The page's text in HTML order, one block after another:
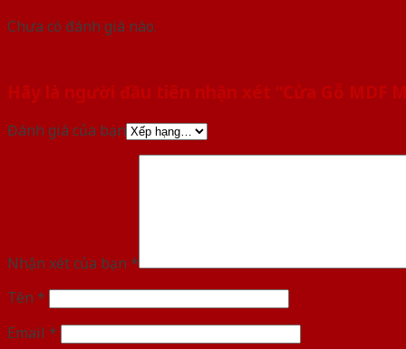
Chưa có đánh giá nào.
Hãy là người đầu tiên nhận xét “Cửa Gỗ MDF
Đánh giá của bạn
Nhận xét của bạn *
Tên *
Email *